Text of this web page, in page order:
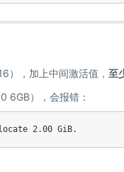
），加上中间激活值， 至
6GB），会报错：